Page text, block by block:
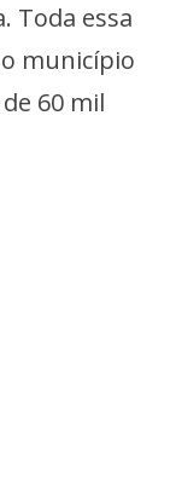
Toda essa
município
60 mil